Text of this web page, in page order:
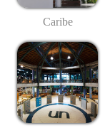
Caribe